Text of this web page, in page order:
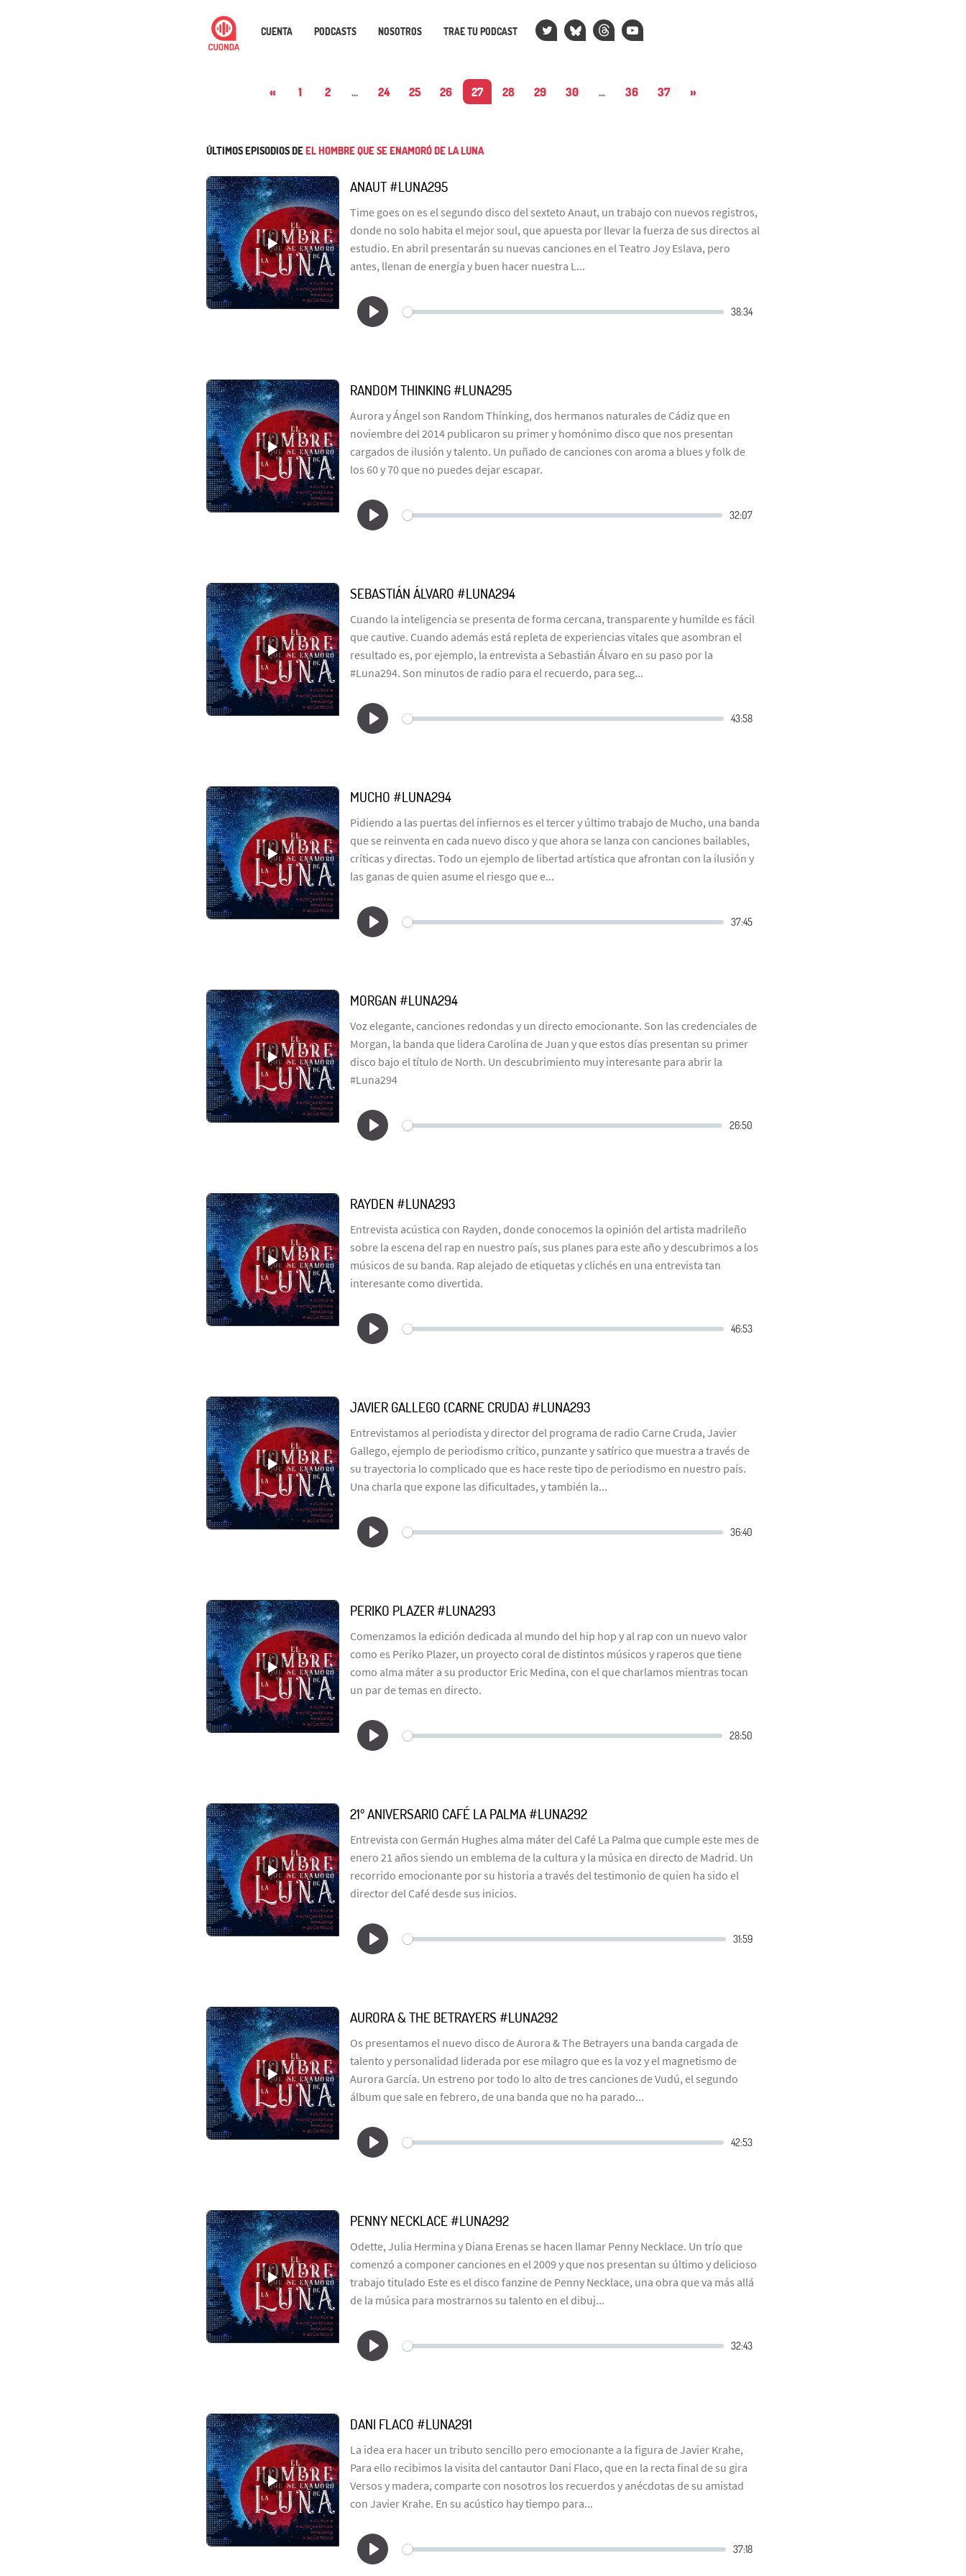
CUENTA PODCASTS NOSOTROS TRAE TU PODCAST
« 1 2 ... 24 25 26 27 28 29 30 ... 36 37 »
ÚLTIMOS EPISODIOS DEEL HOMBRE QUE SE ENAMORÓ DE LA LUNA
ANAUT #LUNA295
Time goes on es el segundo disco del sexteto Anaut, un trabajo con nuevos registros,
donde no solo habita el mejor soul, que apuesta por llevar la fuerza de sus directos al
estudio. En abril presentarán su nuevas canciones en el Teatro Joy Eslava, pero
antes, llenan de energía y buen hacer nuestra L...
RANDOM THINKING #LUNA295
Aurora y Ángel son Random Thinking, dos hermanos naturales de Cádiz que en
noviembre del 2014 publicaron su primer y homónimo disco que nos presentan
cargados de ilusión y talento. Un puñado de canciones con aroma a blues y folk de
los 60 y 70 que no puedes dejar escapar.
SEBASTIÁN ÁLVARO #LUNA294
Cuando la inteligencia se presenta de forma cercana, transparente y humilde es fácil
que cautive. Cuando además está repleta de experiencias vitales que asombran el
resultado es, por ejemplo, la entrevista a Sebastián Álvaro en su paso por la
#Luna294. Son minutos de radio para el recuerdo, para seg...
MUCHO #LUNA294
Pidiendo a las puertas del infiernos es el tercer y último trabajo de Mucho, una banda
que se reinventa en cada nuevo disco y que ahora se lanza con canciones bailables,
críticas y directas. Todo un ejemplo de libertad artística que afrontan con la ilusión y
las ganas de quien asume el riesgo que e...
MORGAN #LUNA294
Voz elegante, canciones redondas y un directo emocionante. Son las credenciales de
Morgan, la banda que lidera Carolina de Juan y que estos días presentan su primer
disco bajo el título de North. Un descubrimiento muy interesante para abrir la
#Luna294
RAYDEN #LUNA293
Entrevista acústica con Rayden, donde conocemos la opinión del artista madrileño
sobre la escena del rap en nuestro país, sus planes para este año y descubrimos a los
músicos de su banda. Rap alejado de etiquetas y clichés en una entrevista tan
interesante como divertida.
JAVIER GALLEGO (CARNE CRUDA) #LUNA293
Entrevistamos al periodista y director del programa de radio Carne Cruda, Javier
Gallego, ejemplo de periodismo crítico, punzante y satírico que muestra a través de
su trayectoria lo complicado que es hace reste tipo de periodismo en nuestro país.
Una charla que expone las dificultades, y también la...
PERIKO PLAZER #LUNA293
Comenzamos la edición dedicada al mundo del hip hop y al rap con un nuevo valor
como es Periko Plazer, un proyecto coral de distintos músicos y raperos que tiene
como alma máter a su productor Eric Medina, con el que charlamos mientras tocan
un par de temas en directo.
21º ANIVERSARIO CAFÉ LA PALMA #LUNA292
Entrevista con Germán Hughes alma máter del Café La Palma que cumple este mes de
enero 21 años siendo un emblema de la cultura y la música en directo de Madrid. Un
recorrido emocionante por su historia a través del testimonio de quien ha sido el
director del Café desde sus inicios.
AURORA & THE BETRAYERS #LUNA292
Os presentamos el nuevo disco de Aurora & The Betrayers una banda cargada de
talento y personalidad liderada por ese milagro que es la voz y el magnetismo de
Aurora García. Un estreno por todo lo alto de tres canciones de Vudú, el segundo
álbum que sale en febrero, de una banda que no ha parado...
PENNY NECKLACE #LUNA292
Odette, Julia Hermina y Diana Erenas se hacen llamar Penny Necklace. Un trío que
comenzó a componer canciones en el 2009 y que nos presentan su último y delicioso
trabajo titulado Este es el disco fanzine de Penny Necklace, una obra que va más allá
de la música para mostrarnos su talento en el dibuj...
DANI FLACO #LUNA291
La idea era hacer un tributo sencillo pero emocionante a la figura de Javier Krahe,
Para ello recibimos la visita del cantautor Dani Flaco, que en la recta final de su gira
Versos y madera, comparte con nosotros los recuerdos y anécdotas de su amistad
con Javier Krahe. En su acústico hay tiempo para...